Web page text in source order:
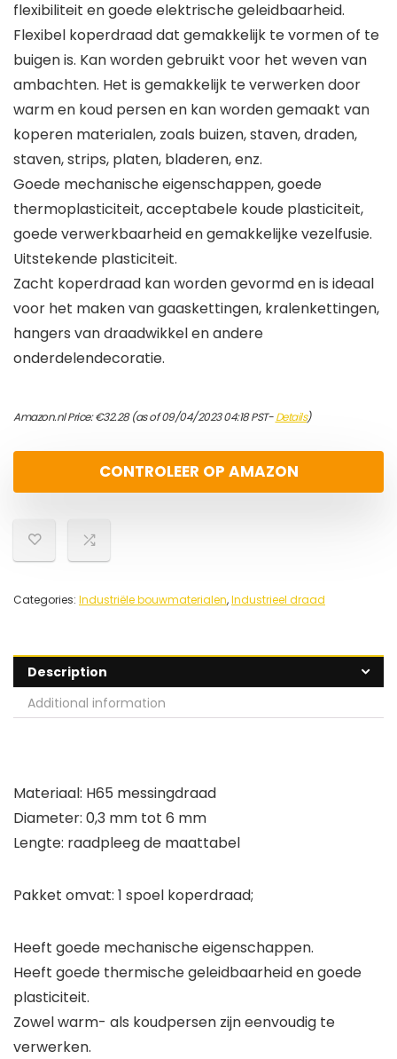
flexibiliteit en goede elektrische geleidbaarheid.
Flexibel koperdraad dat gemakkelijk te vormen of te
buigen is. Kan worden gebruikt voor het weven van
ambachten. Het is gemakkelijk te verwerken door
warm en koud persen en kan worden gemaakt van
koperen materialen, zoals buizen, staven, draden,
staven, strips, platen, bladeren, enz.
Goede mechanische eigenschappen, goede
thermoplasticiteit, acceptabele koude plasticiteit,
goede verwerkbaarheid en gemakkelijke vezelfusie.
Uitstekende plasticiteit.
Zacht koperdraad kan worden gevormd en is ideaal
voor het maken van gaaskettingen, kralenkettingen,
hangers van draadwikkel en andere
onderdelendecoratie.
Amazon.nl Price:€32.28(as of 09/04/2023 04:18 PST-Details)
CONTROLEER OP AMAZON
Categories: Industriële bouwmaterialen,Industrieel draad
Description
Additional information
Materiaal: H65 messingdraad
Diameter: 0,3 mm tot 6 mm
Lengte: raadpleeg de maattabel
Pakket omvat: 1 spoel koperdraad;
Heeft goede mechanische eigenschappen.
Heeft goede thermische geleidbaarheid en goede
plasticiteit.
Zowel warm- als koudpersen zijn eenvoudig te
verwerken.